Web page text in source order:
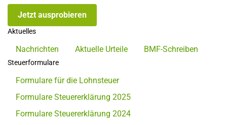
Jetzt ausprobieren
Aktuelles
Nachrichten Aktuelle Urteile BMF-Schreiben
Steuerformulare
Formulare für die Lohnsteuer
Formulare Steuererklärung 2025
Formulare Steuererklärung 2024